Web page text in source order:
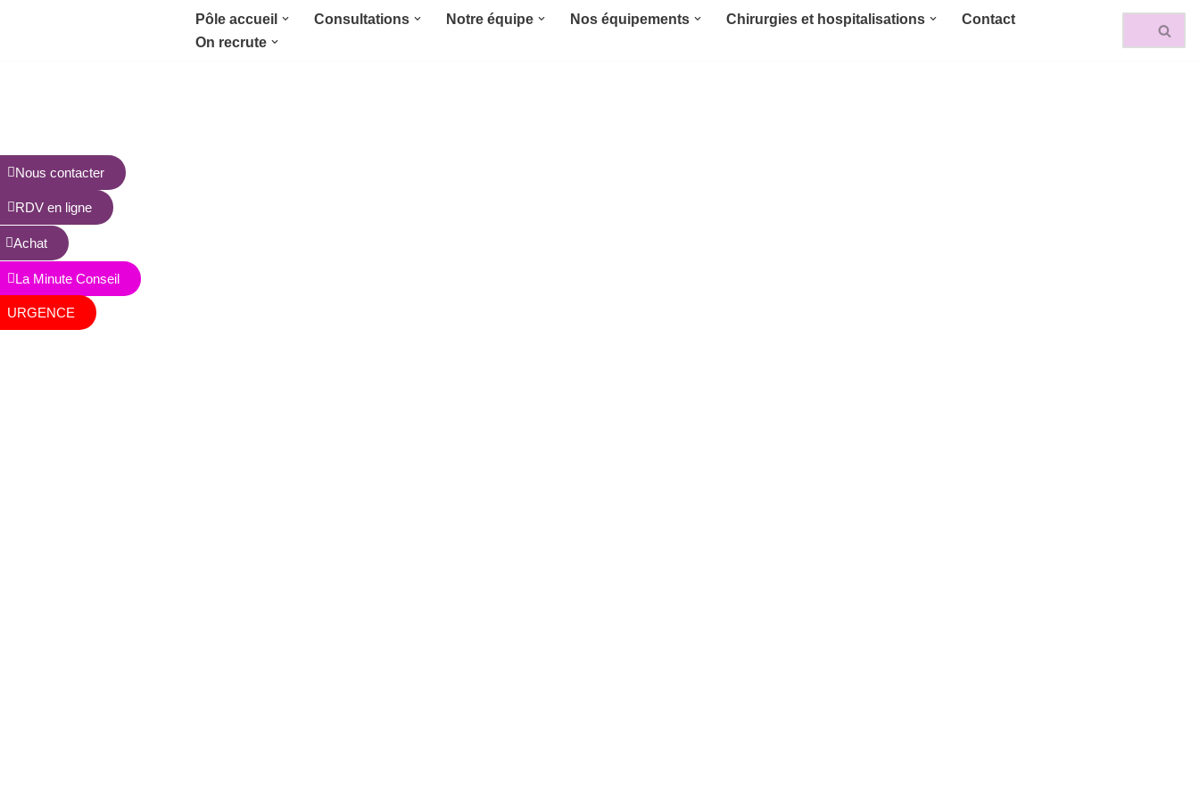
Pôle accueil Consultations Notre équipe Nos équipements Chirurgies et hospitalisations
Contact
On recrute
Nous contacter
La Minute Conseil
URGENCE
RDV en ligne
Achat